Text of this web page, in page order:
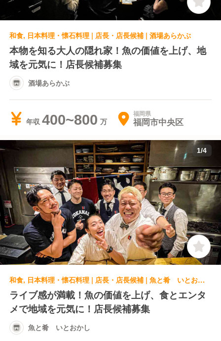
和食, 日本料理・懐石料理 | 店長・店長候補 | 酒場あらかぶ
本物を知る大人の隠れ家！魚の価値を上げ、地
域を元気に！店長候補募集
酒場あらかぶ
年収 400~800 福岡県
福岡市中央区
1/4
和食, 日本料理・懐石料理 | 店長・店長候補 | 魚と肴 いとおかし
ライブ感が満載！魚の価値を上げ、食とエンタ
メで地域を元気に！店長候補募集
魚と肴 いとおかし